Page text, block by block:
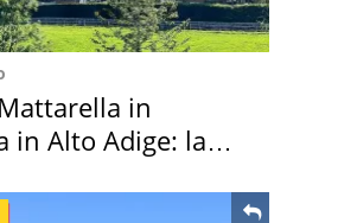
in
in Alto Adige: la